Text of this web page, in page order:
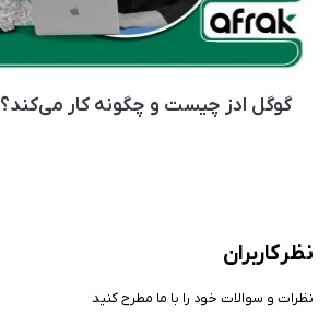
گوگل ادز چیست و چگونه کار می‌کند؟
نظر کاربران
نظرات و سوالات خود را با ما مطرح کنید